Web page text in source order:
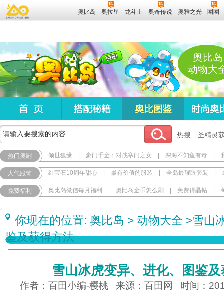
奥比岛 奥拉星 龙斗士 奥奇传说 奥雅之光 圈圈
奥比岛
动物大
热搜: 圣精灵
热门奥剧 倾世狐缘 豪门千金：对战寒门之女 深海不知鱼有毒
人气服饰 红宝石10周年甜心 最有价值的服装 全岛最耀眼套装
免费福利 奥比岛微信每月福利 奥比岛金币怎么刷 免费得晶钻
你现在的位置: 奥比岛 > 动物大全 >雪山
鉴及获得方法
雪山冰虎变异、进化、图鉴
作者：百田小编-樱桃 来源：百田网 时间：